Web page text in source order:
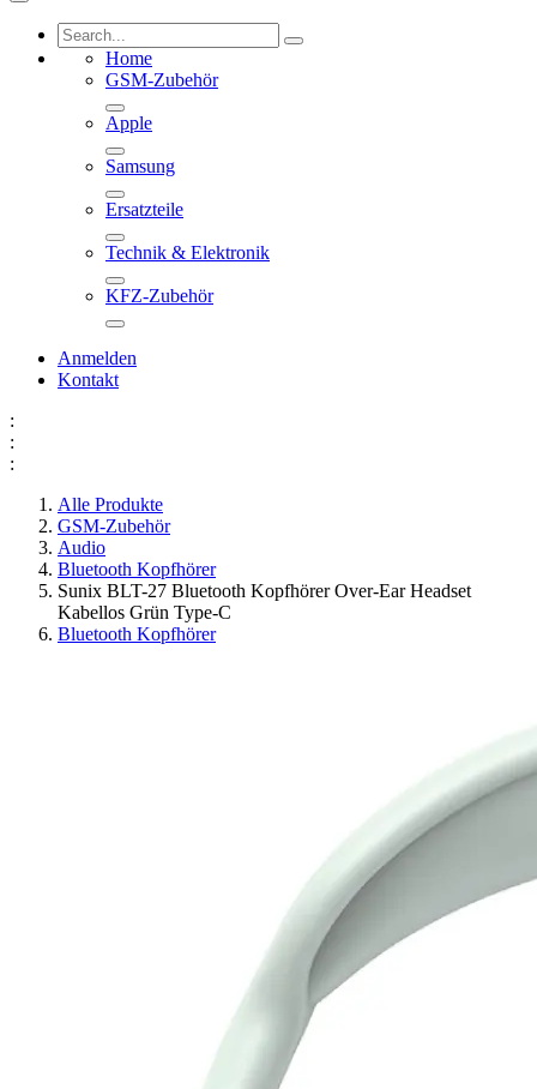
Home
GSM-Zubehör
Apple
Samsung
Ersatzteile
Technik & Elektronik
KFZ-Zubehör
Anmelden
Kontakt
:
:
:
Alle Produkte
GSM-Zubehör
Audio
Bluetooth Kopfhörer
Sunix BLT-27 Bluetooth Kopfhörer Over-Ear Headset
Kabellos Grün Type-C
Bluetooth Kopfhörer